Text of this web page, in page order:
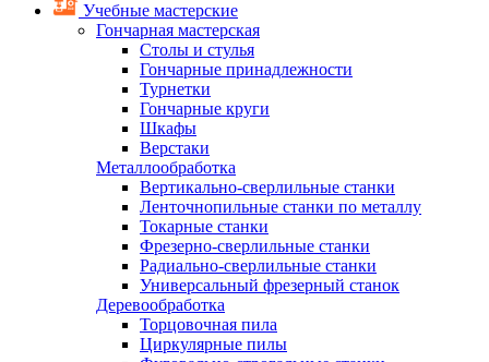
Учебные мастерские
Гончарная мастерская
Столы и стулья
Гончарные принадлежности
Турнетки
Гончарные круги
Шкафы
Верстаки
Металлообработка
Вертикально-сверлильные станки
Ленточнопильные станки по металлу
Токарные станки
Фрезерно-сверлильные станки
Радиально-сверлильные станки
Универсальный фрезерный станок
Деревообработка
Торцовочная пила
Циркулярные пилы